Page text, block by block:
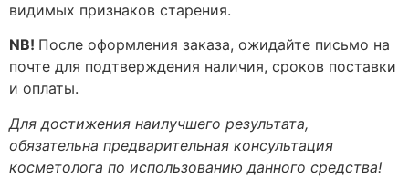
видимых признаков старения.
NB! После оформления заказа, ожидайте письмо на
почте для подтверждения наличия, сроков поставки
и оплаты.
Для достижения наилучшего результата,
обязательна предварительная консультация
косметолога по использованию данного средства!